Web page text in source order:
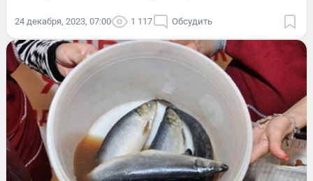
24 декабря, 2023, 07:00 1 117 Обсудить